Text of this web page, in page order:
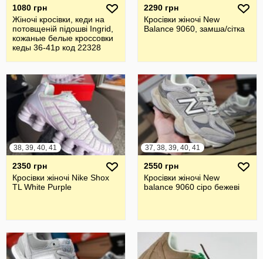
1080 грн
Жіночі кросівки, кеди на
потовщеній підошві Ingrid,
кожаные белые кроссовки
кеды 36-41р код 22328
2290 грн
Кросівки жіночі New
Balance 9060, замша/сітка
38, 39, 40, 41
2350 грн
Кросівки жіночі Nike Shox
TL White Purple
37, 38, 39, 40, 41
2550 грн
Кросівки жіночі New
balance 9060 сіро бежеві